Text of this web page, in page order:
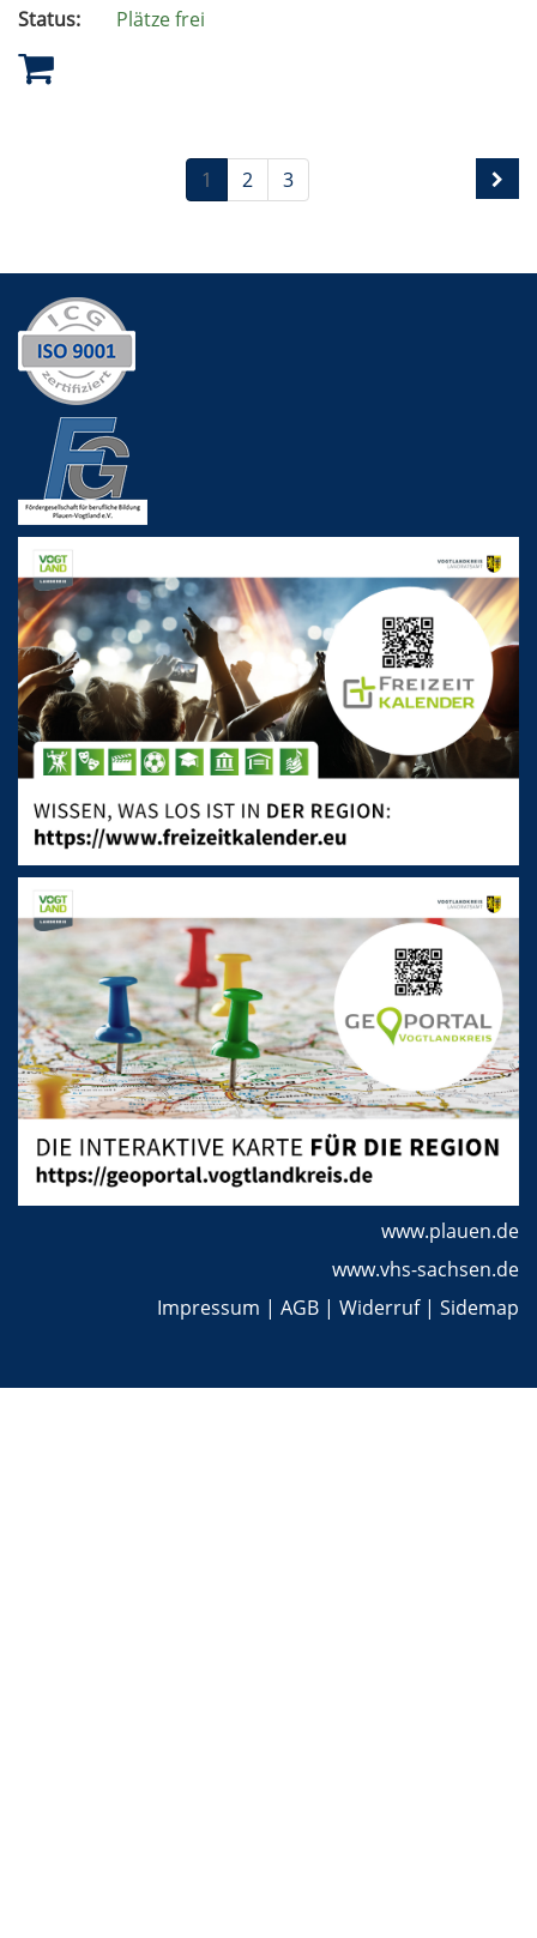
Status: Plätze frei
1 2 3
www.plauen.de
www.vhs-sachsen.de
Impressum | AGB | Widerruf| Sidemap